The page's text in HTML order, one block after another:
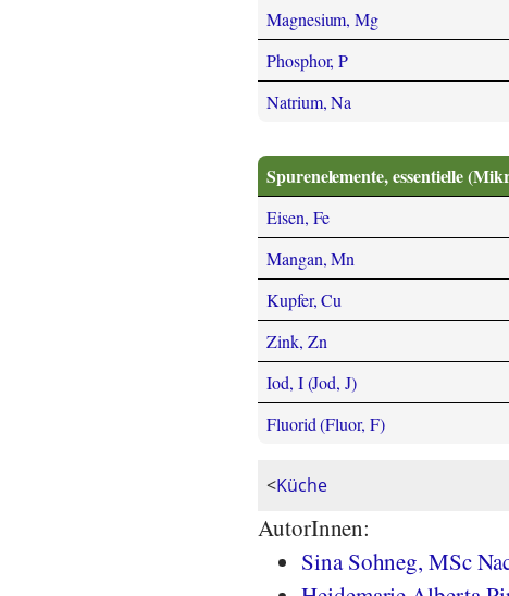
Magnesium, Mg
Phosphor, P
Natrium, Na
Spurenelemente, essentielle
Eisen, Fe
Mangan, Mn
Kupfer, Cu
Zink, Zn
Iod, I (Jod, J)
Fluorid (Fluor, F)
<Küche
AutorInnen:
Sina Sohneg, MSc